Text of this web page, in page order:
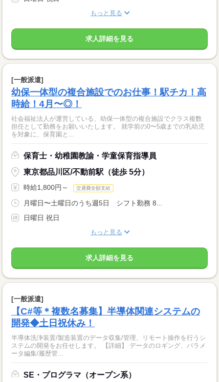
もっと見る
求人詳細を見る
[一般派遣]
幼保一体型の複合施設でのお仕事！駅チカ！高
時給！4月〜◎！
社会福祉法人が運営している、幼保一体型の複合施設でクラス複数
担任として勤務をお願いいたします。 就学前の0〜5歳までの乳幼児
を対象に、保育園と...
保育士・幼稚園教諭・学童保育指導員
東京都品川区/不動前駅（徒歩 5分）
時給1,800円～ 交通費全額支給
月曜日〜土曜日のうち週5日 シフト勤務 8...
日曜日 祝日
もっと見る
求人詳細を見る
[一般派遣]
【C#等＊複数名募集】半導体関連システムの
開発◆土日祝休み！
半導体洗浄装置/製造装置のデータ収集/管理、リモート操作を行うシ
ステムの開発をお任せします。 【詳細】 データのロギング、パラメ
ータ編集/履歴管...
SE・プログラマ（オープン系）